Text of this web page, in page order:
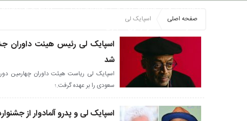
عصر جدید
تلویزیون شهری صفحه اصلی اسپایک لی
اسپایک لی رئیس هیئت داوران
شد
اسپایک لی ریاست هیئت داوران چهارمین
سعودی را بر عهده گرفت.؛
اسپایک لی و پدرو آلمادوار از